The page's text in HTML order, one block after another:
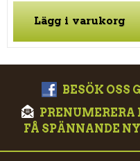
Lägg i varukorg
BESÖK OSS
FÅ SPÄNNANDE